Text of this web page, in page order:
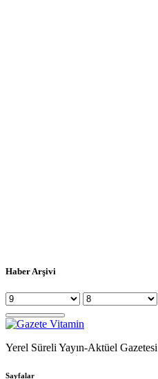
Haber Arşivi
Yerel Süreli Yayın-Aktüel Gazetesi
Sayfalar